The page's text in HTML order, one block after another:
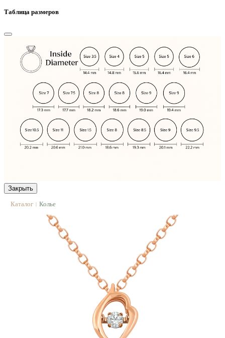
Таблица размеров
Закрыть
Каталог | Колье